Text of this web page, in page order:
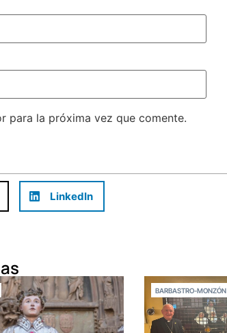
para la próxima vez que comente.
LinkedIn
BARBASTRO-MONZÓN